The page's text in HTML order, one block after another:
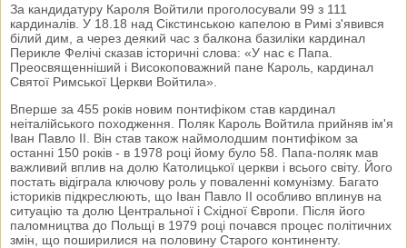
За кандидатуру Кароля Войтили проголосували 99 з 111
кардиналів. У 18.18 над Сікстинською капелою в Римі з'явився
білий дим, а через деякий час з балкона базиліки кардинал
Перикле Фелічі сказав історичні слова: «У нас є Папа.
Преосвященніший і Високоповажний пане Кароль, кардинал
Святої Римської Церкви Войтила».
Вперше за 455 років новим понтифіком став кардинал
неіталійського походження. Поляк Кароль Войтила прийняв ім'я
Іван Павло II. Він став також наймолодшим понтифіком за
останні 150 років - в 1978 році йому було 58. Папа-поляк мав
важливий вплив на долю Католицької церкви і всього світу. Його
постать відіграла ключову роль у поваленні комунізму. Багато
істориків підкреслюють, що Іван Павло II особливо вплинув на
ситуацію та долю Центральної і Східної Європи. Після його
паломництва до Польщі в 1979 році почався процес політичних
змін, що поширилися на половину Старого континенту.